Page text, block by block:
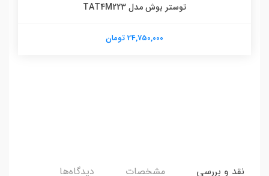
توستر بوش مدل TAT4M223
24,750,000 تومان
نقد و بررسی مشخصات دیدگاه‌ها